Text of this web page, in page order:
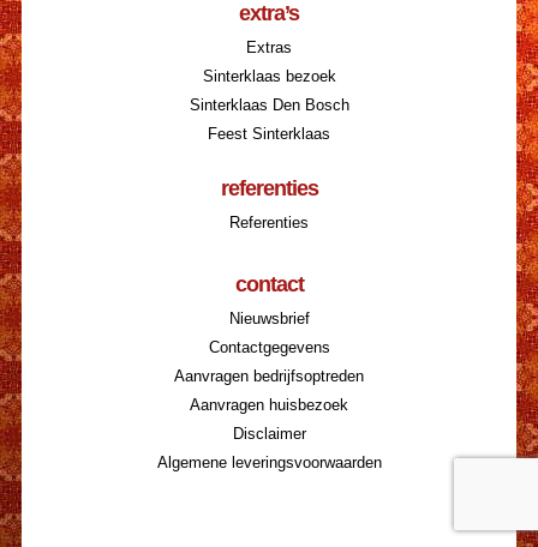
extra’s
Extras
Sinterklaas bezoek
Sinterklaas Den Bosch
Feest Sinterklaas
referenties
Referenties
contact
Nieuwsbrief
Contactgegevens
Aanvragen bedrijfsoptreden
Aanvragen huisbezoek
Disclaimer
Algemene leveringsvoorwaarden